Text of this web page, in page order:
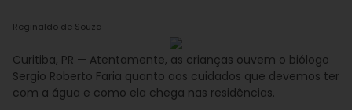
Reginaldo de Souza
Curitiba, PR — Atentamente, as crianças ouvem o biólogo
Sergio Roberto Faria quanto aos cuidados que devemos ter
com a água e como ela chega nas residências.